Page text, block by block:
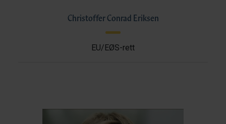
Christoffer Conrad Eriksen
EU/EØS-rett